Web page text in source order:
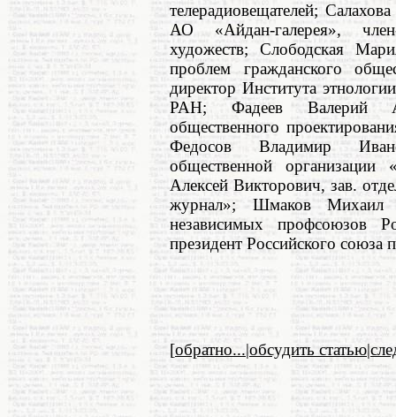
телерадиовещателей;
АО «Айдан-галерея»,
художеств; Слободская
проблем гражданского
директор Института
РАН; Фадеев Валерий
общественного
Федосов Владимир
общественной
Алексей Викторович, зав.
журнал»; Шмаков Михаил
независимых профсоюзов
президент Российского
[обратно...|обсудить статью|